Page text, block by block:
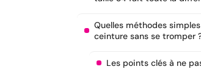
Quelles méthodes
ceinture sans se tromper
Les points clés à ne